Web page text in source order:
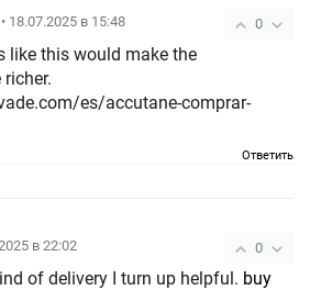
0
• 18.07.2025 в 15:48
like this would make the
es/accutane-comprar-
Ответить
0
в 22:02
of delivery I turn up helpful. buy